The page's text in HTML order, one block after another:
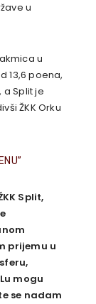
u
u
13,6 poena,
a Split je
ŽKK Orku
Split,
prijemu u
mogu
se nadam